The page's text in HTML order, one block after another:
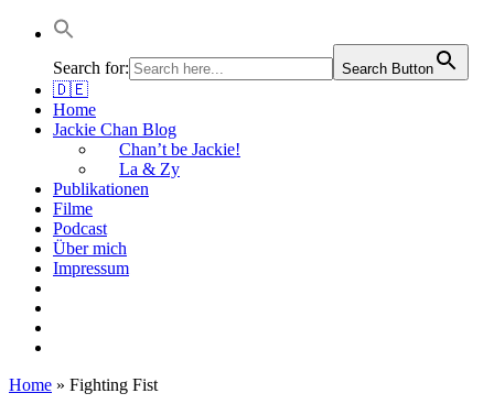
Jackie Chan Deutschland | Thorsten Boose
Autor & Jackie-Chan-Historiker
Search for:
Search Button
🇩🇪
Home
Jackie Chan Blog
Chan’t be Jackie!
La & Zy
Publikationen
Filme
Podcast
Über mich
Impressum
Home » Fighting Fist